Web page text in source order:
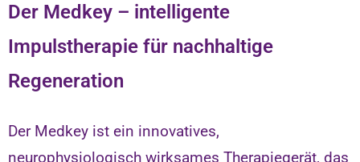
Der Medkey – intelligente
Impulstherapie für nachhaltige
Regeneration
Der Medkey ist ein innovatives,
neurophysiologisch wirksames Therapiegerät, das